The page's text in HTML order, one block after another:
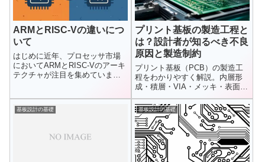
ARMとRISC-Vの違いにつ
いて
はじめに近年、プロセッサ市場
においてARMとRISC-Vのアーキ
テクチャが注目を集めていま
プリント基板の製造工程と
は？設計者が知るべき不良
原因と製造制約
プリント基板（PCB）の製造工
程をわかりやすく解説。内層形
成・積層・VIA・メッキ・表面処
理まで、設計者が知るべき不良
原因や製造制約、高速信号への
影響も含めて詳しく紹介しま
す。
基板設計の基礎 基板設計の基礎